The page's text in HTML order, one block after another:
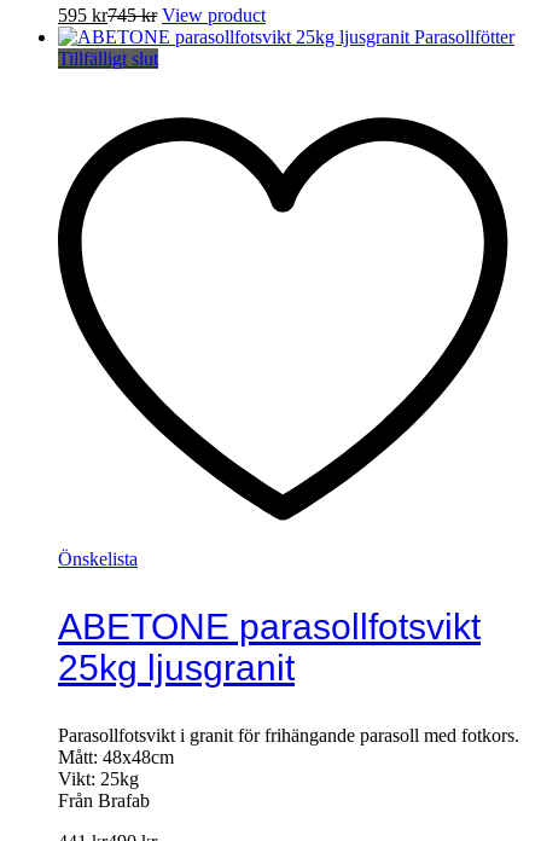
595 kr745kr View product
Tillfälligt slut
Önskelista
ABETONE parasollfotsvikt
25kg ljusgranit
Parasollfotsvikt i granit för frihängande parasoll med fotkors.
Mått: 48x48cm
Vikt: 25kg
Från Brafab